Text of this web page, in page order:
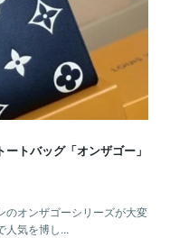
トバッグ「オンザゴー」
のオンザゴーシリーズが大変
人気を博し...